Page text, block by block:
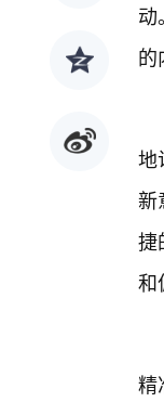
动
的
地
新
捷
和
精